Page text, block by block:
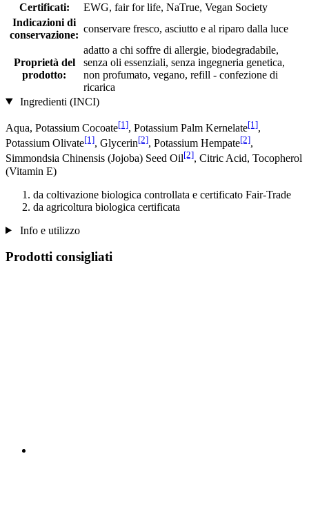
Certificati:
EWG, fair for life, NaTrue, Vegan Society
Indicazioni di
conservazione:
conservare fresco, asciutto e al riparo dalla luce
Proprietà del
prodotto:
adatto a chi soffre di allergie, biodegradabile,
senza oli essenziali, senza ingegneria genetica,
non profumato, vegano, refill - confezione di
ricarica
Ingredienti (INCI)
Aqua, Potassium Cocoate[1], Potassium Palm Kernelate[1],
Potassium Olivate[1], Glycerin[2], Potassium Hempate[2],
Simmondsia Chinensis (Jojoba) Seed Oil[2], Citric Acid, Tocopherol
(Vitamin E)
da coltivazione biologica controllata e certificato Fair-Trade
da agricoltura biologica certificata
Info e utilizzo
Prodotti consigliati